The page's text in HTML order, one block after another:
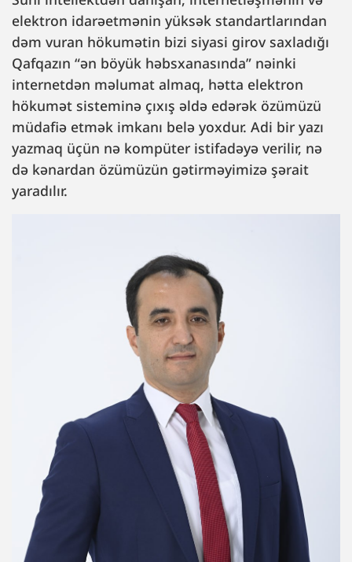
elektron idarəetmənin yüksək standartlarından
dəm vuran hökumətin bizi siyasi girov saxladığı
Qafqazın “ən böyük həbsxanasında” nəinki
internetdən məlumat almaq, hətta elektron
hökumət sisteminə çıxış əldə edərək özümüzü
müdafiə etmək imkanı belə yoxdur. Adi bir yazı
yazmaq üçün nə kompüter istifadəyə verilir, nə
də kənardan özümüzün gətirməyimizə şərait
yaradılır.